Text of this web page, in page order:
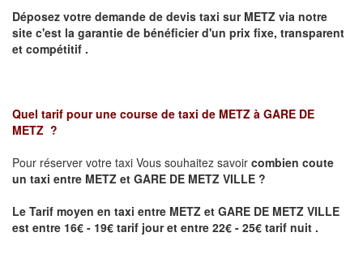
Déposez votre demande de devis taxi sur METZ via notre
site c'est la garantie de bénéficier d'un prix fixe, transparent
et compétitif .
Quel tarif pour une course de taxi de METZ à GARE DE
METZ ?
Pour réserver votre taxi Vous souhaitez savoir combien coute
un taxi entre METZ et GARE DE METZ VILLE ?
Le Tarif moyen en taxi entre METZ et GARE DE METZ VILLE
est entre 16€ - 19€ tarif jour et entre 22€ - 25€ tarif nuit .